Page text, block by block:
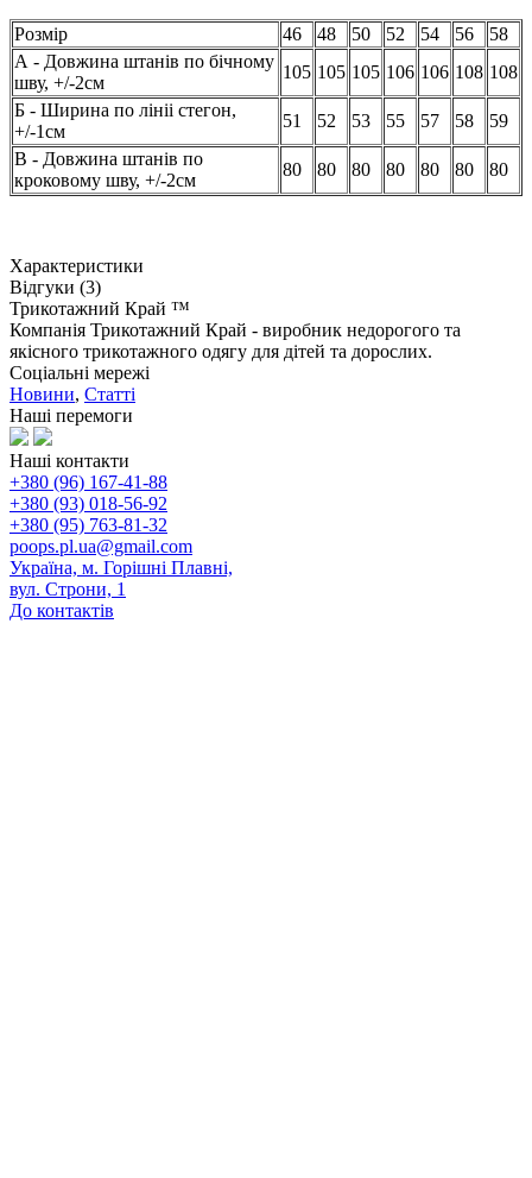
Розмір 46 48 50 52 54 56
58
А - Довжина штанів по бічному
шву, +/-2см
105 105 105 106 106 108 108
Б - Ширина по лініі стегон,
+/-1см
51 52 53 55 57 58
59
В - Довжина штанів по
кроковому шву, +/-2см
80 80 80 80 80 80 80
Характеристики
Відгуки (3)
Трикотажний Край ™
Компанія Трикотажний Край - виробник недорогого та
якісного трикотажного одягу для дітей та дорослих.
Соціальні мережі
Новини, Статті
Наші перемоги
Наші контакти
+380 (96) 167-41-88
+380 (93) 018-56-92
+380 (95) 763-81-32
poops.pl.ua@gmail.com
Україна, м. Горішні Плавні,
вул. Строни, 1
До контактів